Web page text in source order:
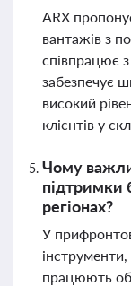
ARX
вантажів з
співпрацює
забезпечує
високий
клієнтів у
Чому
підтримки
регіонах?
У
працюють